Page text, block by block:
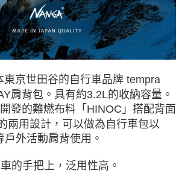
東京世田谷的自行車品牌 tempra
肩背包。具有約3.2L的收納容量。
發的難燃布料「HINOC」搭配背面
兩用設計，可以做為自行車包以
外活動肩背使用。
的手把上，泛用性高。